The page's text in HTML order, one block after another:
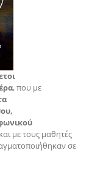
, που με
με τους μαθητές
σε